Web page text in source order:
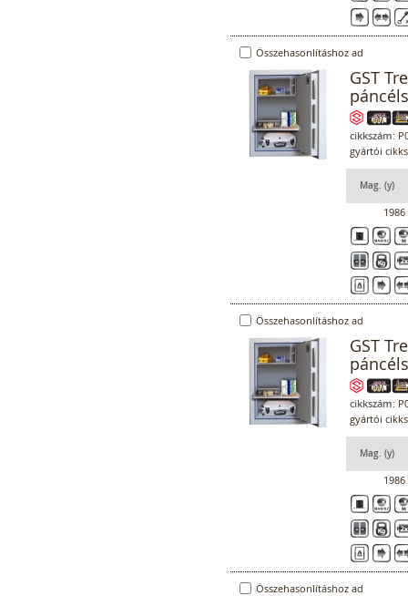
Összehasonlításhoz ad
GST
cikkszám:
gyártói
Mag. (y)
1986
Összehasonlításhoz ad
GST
cikkszám:
gyártói
Mag. (y)
1986
Összehasonlításhoz ad